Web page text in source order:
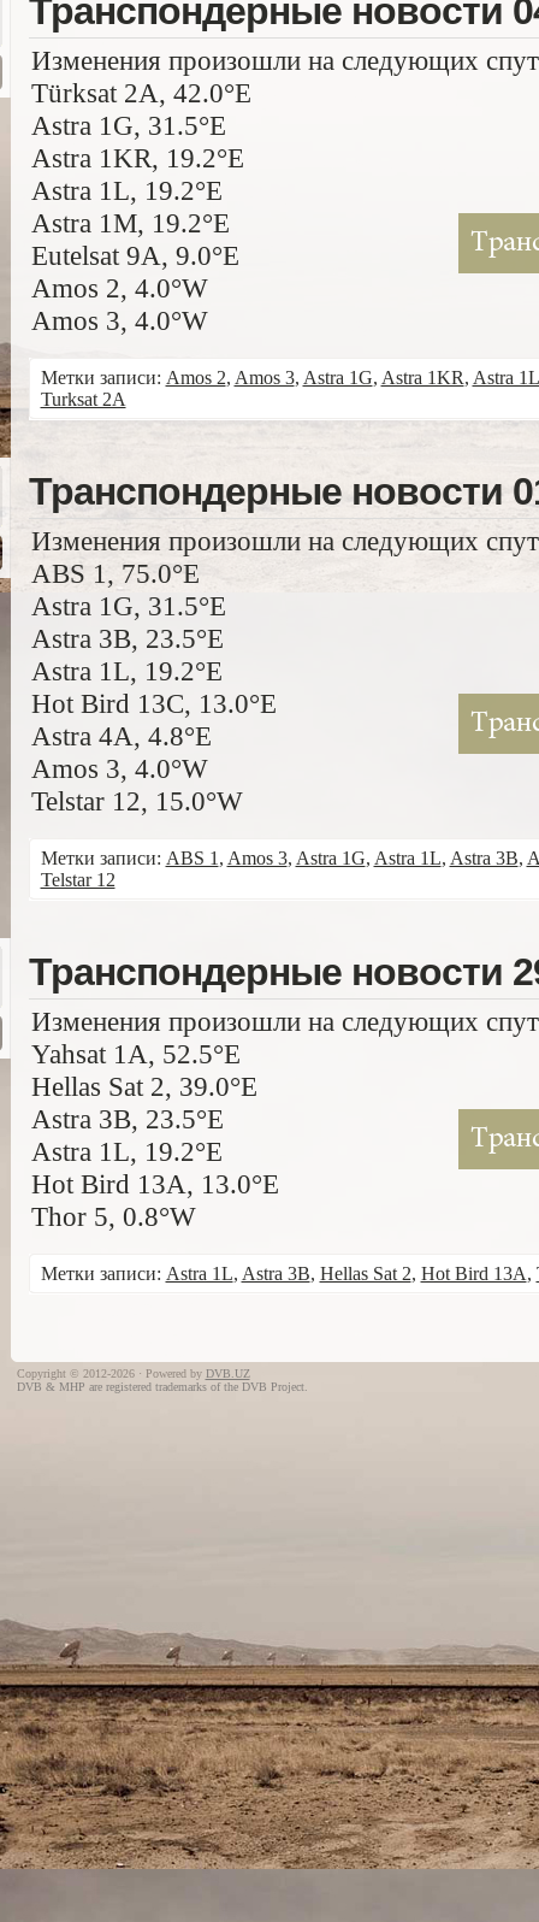
Транспондерные новости
Изменения произошли на следующих
Türksat 2A, 42.0°E
Astra 1G, 31.5°E
Astra 1KR, 19.2°E
Astra 1L, 19.2°E
Astra 1M, 19.2°E
Eutelsat 9A, 9.0°E
Amos 2, 4.0°W
Amos 3, 4.0°W
Метки записи: Amos 2, Amos 3, Astra 1G, Astra 1KR, Astra 1L
Turksat 2A
Транспондерные новости
Изменения произошли на следующих
ABS 1, 75.0°E
Astra 1G, 31.5°E
Astra 3B, 23.5°E
Astra 1L, 19.2°E
Hot Bird 13C, 13.0°E
Astra 4A, 4.8°E
Amos 3, 4.0°W
Telstar 12, 15.0°W
Метки записи: ABS 1 , Amos 3, Astra 1G, Astra 1L, Astra 3B,
Telstar 12
Транспондерные новости
Изменения произошли на следующих
Yahsat 1A, 52.5°E
Hellas Sat 2, 39.0°E
Astra 3B, 23.5°E
Astra 1L, 19.2°E
Hot Bird 13A, 13.0°E
Thor 5, 0.8°W
Метки записи: Astra 1L, Astra 3B, Hellas Sat 2, Hot Bird 13A,
Copyright © 2012-2026 · Powered by DVB.UZ
DVB & MHP are registered trademarks of the DVB Project.